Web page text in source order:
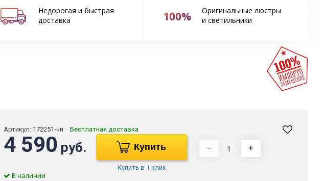
Недорогая и быстрая
доставка
100%
Оригинальные люстры
и светильники
Артикул: 172251-чн Бесплатная доставка
4 590 руб. Купить
Купить в 1 клик
− +
В наличии